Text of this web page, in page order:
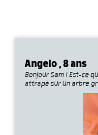
Angelo , 8 ans
Bonjour Sam ! Est-ce
attrapé sur un arbre